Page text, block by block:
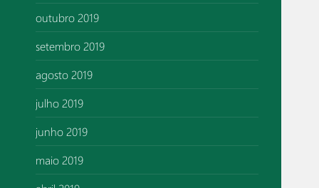
outubro 2019
setembro 2019
agosto 2019
julho 2019
junho 2019
maio 2019